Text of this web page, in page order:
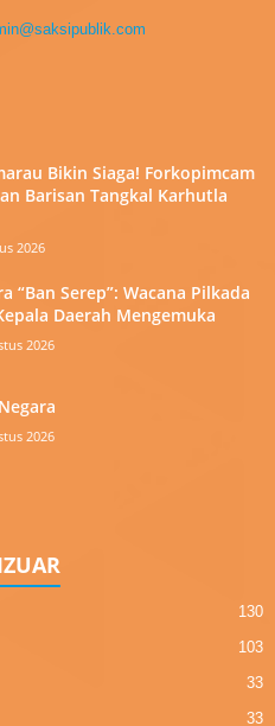
Bikin Siaga! Forkopimcam
Barisan Tangkal Karhutla
2026
“Ban Serep”: Wacana Pilkada
Daerah Mengemuka
2026
2026
130
103
33
33